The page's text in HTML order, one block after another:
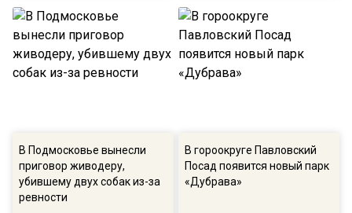
В Подмосковье вынесли
приговор живодеру,
убившему двух собак из-за
ревности
В гороокруге Павловский
Посад появится новый парк
«Дубрава»